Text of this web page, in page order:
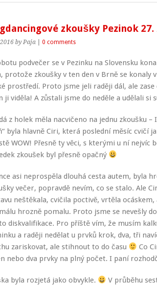
zkoušky Pezinok 27.
by Paja 0 comments
podvečer se v Pezinku na Slovensku
protože zkoušky v ten den v Brně se konaly
prostředí. Proto jsme jeli raději dál, ale
ji viděla! A zůstali jsme do neděle a udělali si
z holek měla nacvičeno na jednu zkoušku
byla hlavně Ciri, která poslední měsíc cvičí
WOW! Přesně ty věci, s kterými u ní nejvíc
zkoušek byl přesně opačný
asi neprospěla dlouhá cesta autem, byla
večer, popravdě nevím, co se stalo. Ale
neštěkala, cvičila poctivě, vrtěla
hrozně pomalu. Proto jsme se nevešly
diskvalifikace. Pro příště vím, že musím
a raději nedělat u prvků krok, dva, tři
zariskovat, ale stihnout to do času
Co
nebo dva prvky na plný počet. I paní
byla rozjetá jako obvykle.
V průběhu